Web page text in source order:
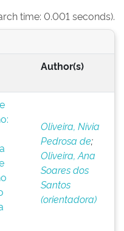
time: 0.001 seconds).
Author(s)
Oliveira, Nívia
Pedrosa de;
Oliveira, Ana
Soares dos
Santos
(orientadora)